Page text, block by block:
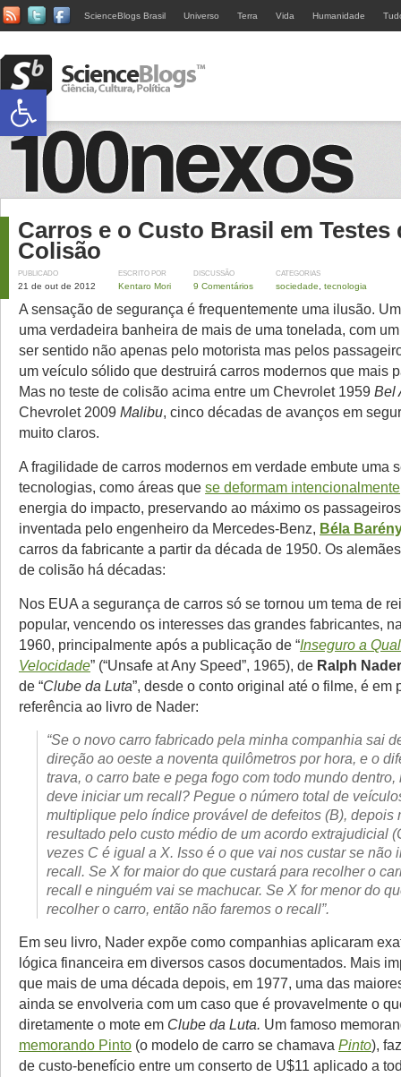
ScienceBlogs Brasil Universo Terra Vida Humanidade
Carros e o Custo Brasil em Testes
Colisão
PUBLICADO
21 de out de 2012
ESCRITO POR
Kentaro Mori
DISCUSSÃO
9 Comentários
CATEGORIAS
sociedade tecnologia
A sensação de segurança é frequentemente uma ilusão.
uma verdadeira banheira de mais de uma tonelada, com
ser sentido não apenas pelo motorista mas pelos
um veículo sólido que destruirá carros modernos que mais
Mas no teste de colisão acima entre um Chevrolet 1959 Bel
Chevrolet 2009 Malibu, cinco décadas de avanços em
muito claros.
A fragilidade de carros modernos em verdade embute uma
tecnologias, como áreas que se deformam intencionalmente
energia do impacto, preservando ao máximo os
inventada pelo engenheiro da Mercedes-Benz, Béla
carros da fabricante a partir da década de 1950. Os
de colisão há décadas:
Nos EUA a segurança de carros só se tornou um tema de
popular, vencendo os interesses das grandes fabricantes,
1960, principalmente após a publicação de “Inseguro a
Velocidade” (“Unsafe at Any Speed”, 1965), de Ralph Nader
de “Clube da Luta”, desde o conto original até o filme, é em
referência ao livro de Nader:
“Se o novo carro fabricado pela minha companhia sai
direção ao oeste a noventa quilômetros por hora, e o
trava, o carro bate e pega fogo com todo mundo
deve iniciar um recall? Pegue o número total de
multiplique pelo índice provável de defeitos (B), depois
resultado pelo custo médio de um acordo extrajudicial
vezes C é igual a X. Isso é o que vai nos custar se não
recall. Se X for maior do que custará para recolher o
recall e ninguém vai se machucar. Se X for menor do
recolher o carro, então não faremos o recall”.
Em seu livro, Nader expõe como companhias aplicaram
lógica financeira em diversos casos documentados. Mais
que mais de uma década depois, em 1977, uma das
ainda se envolveria com um caso que é provavelmente o
diretamente o mote em Clube da Luta. Um famoso
memorando Pinto (o modelo de carro se chamava Pinto),
de custo-benefício entre um conserto de U$11 aplicado a
Abrir a barra de ferramentas